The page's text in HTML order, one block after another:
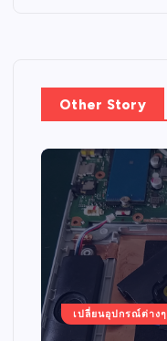
Other Story
เปลี่ยนอุปกรณ์ต่างๆ